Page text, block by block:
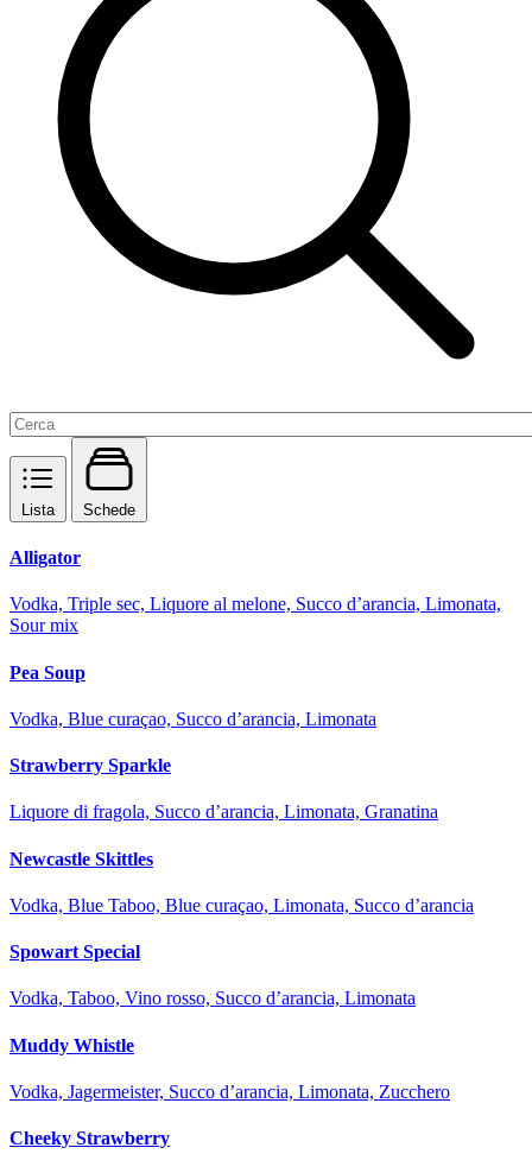
Lista Schede
Alligator
Vodka, Triple sec, Liquore al melone, Succo d’arancia, Limonata,
Sour mix
Pea Soup
Vodka, Blue curaçao, Succo d’arancia, Limonata
Strawberry Sparkle
Liquore di fragola, Succo d’arancia, Limonata, Granatina
Newcastle Skittles
Vodka, Blue Taboo, Blue curaçao, Limonata, Succo d’arancia
Spowart Special
Vodka, Taboo, Vino rosso, Succo d’arancia, Limonata
Muddy Whistle
Vodka, Jagermeister, Succo d’arancia, Limonata, Zucchero
Cheeky Strawberry